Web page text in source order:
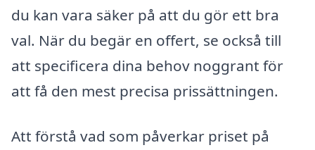
du kan vara säker på att du gör ett bra
val. När du begär en offert, se också till
att specificera dina behov noggrant för
att få den mest precisa prissättningen.
Att förstå vad som påverkar priset på